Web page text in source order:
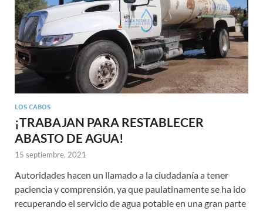
LOS CABOS
¡TRABAJAN PARA RESTABLECER
ABASTO DE AGUA!
15 septiembre, 2021
Autoridades hacen un llamado a la ciudadanía a tener
paciencia y comprensión, ya que paulatinamente se ha ido
recuperando el servicio de agua potable en una gran parte